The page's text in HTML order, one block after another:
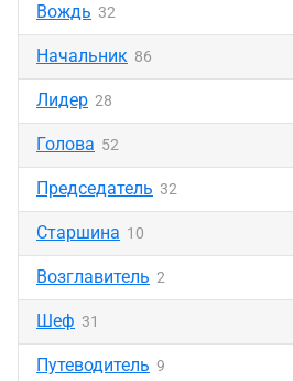
Вождь 32
Начальник 86
Лидер 28
Голова 52
Председатель 32
Старшина 10
Возглавитель 2
Шеф 31
Путеводитель 9